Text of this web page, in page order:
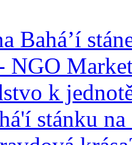
Bahá’í
NGO
k
stánku